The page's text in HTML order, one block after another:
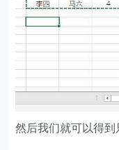
然后我们就可以得到